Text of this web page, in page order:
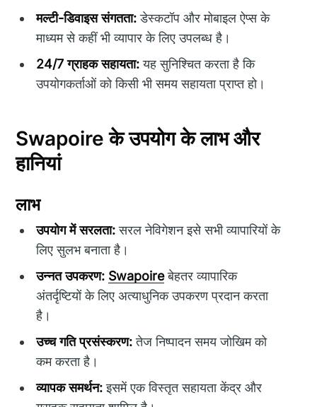
मल्टी-डिवाइस संगतता:डेस्कटॉप और मोबाइल ऐप्स के
माध्यम से कहीं भी व्यापार के लिए उपलब्ध है।
24/7 ग्राहक सहायता:यह सुनिश्चित करता है कि
उपयोगकर्ताओं को किसी भी समय सहायता प्राप्त हो।
Swapoire के उपयोग के लाभ और
हानियां
लाभ
उपयोग में सरलता:सरल नेविगेशन इसे सभी व्यापारियों के
लिए सुलभ बनाता है।
उन्नत उपकरण: Swapoireबेहतर व्यापारिक
अंतर्दृष्टियों के लिए अत्याधुनिक उपकरण प्रदान करता
है।
उच्च गति प्रसंस्करण:तेज निष्पादन समय जोखिम को
कम करता है।
व्यापक समर्थन:इसमें एक विस्तृत सहायता केंद्र और